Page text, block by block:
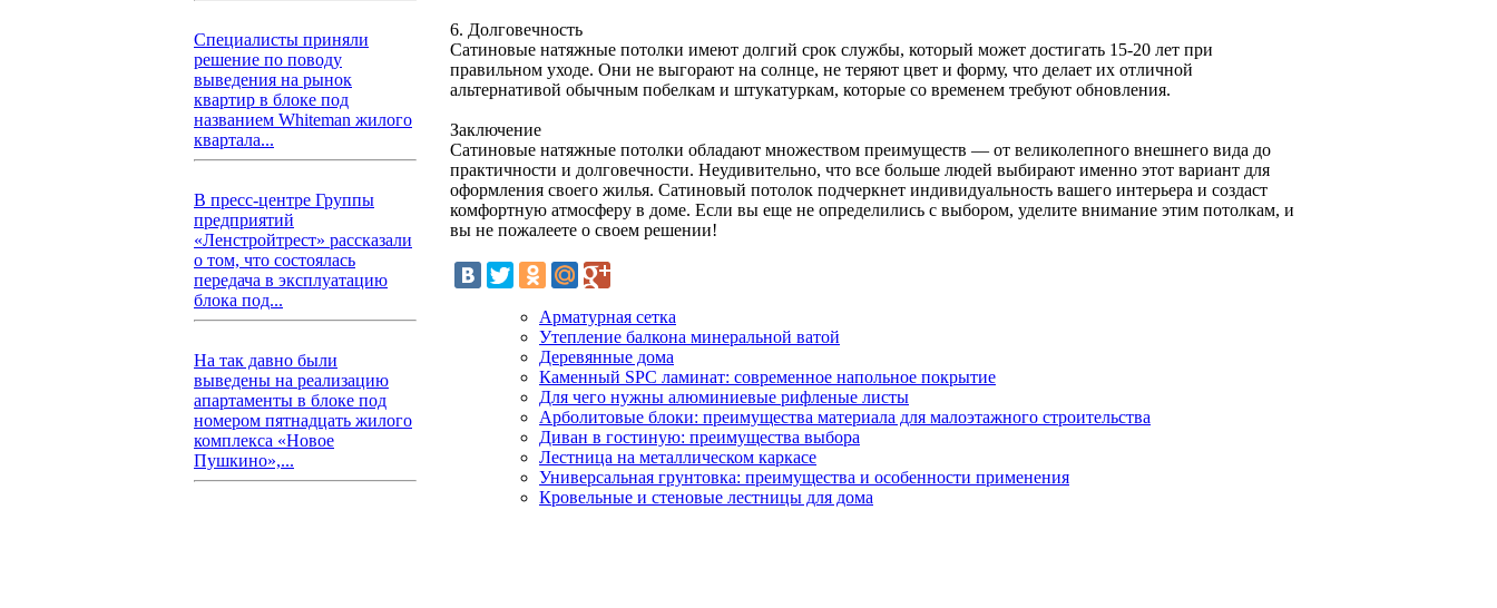
Специалисты приняли
решение по поводу
выведения на рынок
квартир в блоке под
названием Whiteman жилого
квартала...
В пресс-центре Группы
предприятий
«Ленстройтрест» рассказали
о том, что состоялась
передача в эксплуатацию
блока под...
На так давно были
выведены на реализацию
апартаменты в блоке под
номером пятнадцать жилого
комплекса «Новое
Пушкино»,...
6. Долговечность
Сатиновые натяжные потолки имеют долгий срок службы, который может достигать 15-20 лет при
правильном уходе. Они не выгорают на солнце, не теряют цвет и форму, что делает их отличной
альтернативой обычным побелкам и штукатуркам, которые со временем требуют обновления.
Заключение
Сатиновые натяжные потолки обладают множеством преимуществ — от великолепного внешнего вида до
практичности и долговечности. Неудивительно, что все больше людей выбирают именно этот вариант для
оформления своего жилья. Сатиновый потолок подчеркнет индивидуальность вашего интерьера и создаст
комфортную атмосферу в доме. Если вы еще не определились с выбором, уделите внимание этим потолкам, и
вы не пожалеете о своем решении!
Арматурная сетка
Утепление балкона минеральной ватой
Деревянные дома
Каменный SPC ламинат: современное напольное покрытие
Для чего нужны алюминиевые рифленые листы
Арболитовые блоки: преимущества материала для малоэтажного строительства
Диван в гостиную: преимущества выбора
Лестница на металлическом каркасе
Универсальная грунтовка: преимущества и особенности применения
Кровельные и стеновые лестницы для дома